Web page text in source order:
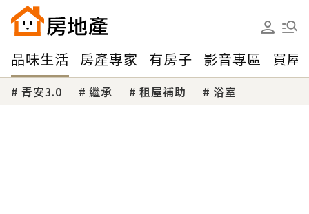
品味生活 房產專家 有房子 影音專區 買屋
青安3.0 繼承 租屋補助 浴室